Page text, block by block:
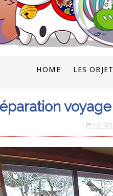
HOME LES
10/19/